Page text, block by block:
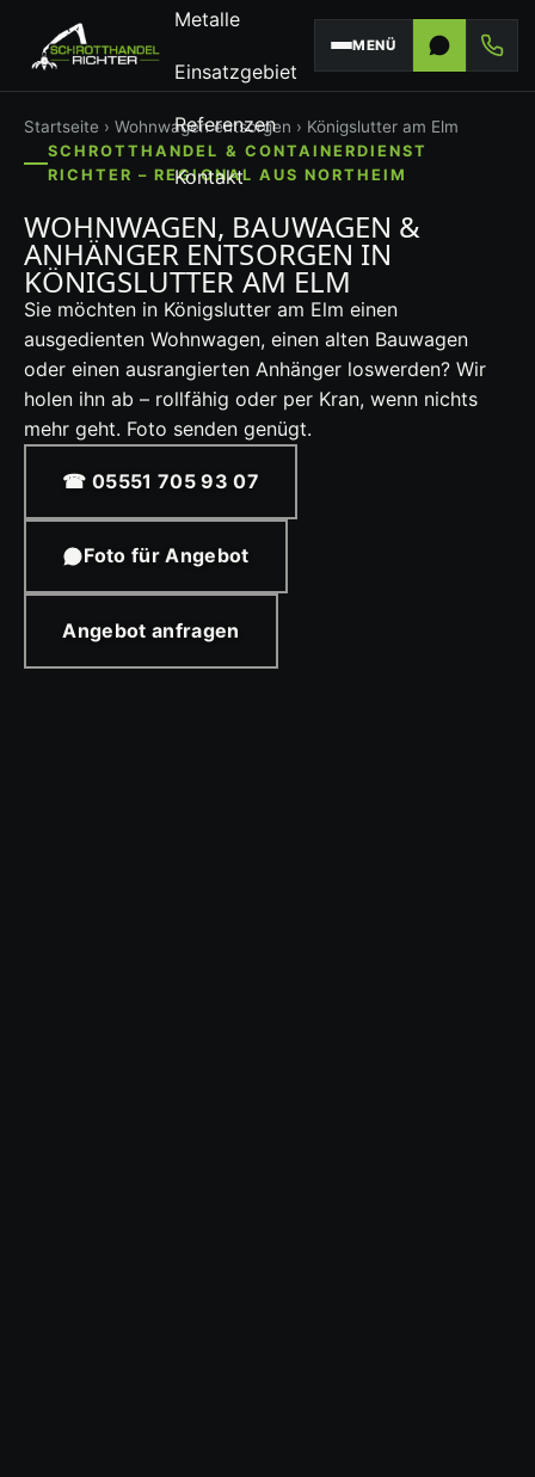
Metalle
Einsatzgebiet
Referenzen
Kontakt
MENÜ
Startseite › Wohnwagen entsorgen › Königslutter am Elm
SCHROTTHANDEL & CONTAINERDIENST
RICHTER – REGIONAL AUS NORTHEIM
WOHNWAGEN, BAUWAGEN &
ANHÄNGER ENTSORGEN IN
KÖNIGSLUTTER AM ELM
Sie möchten in Königslutter am Elm einen
ausgedienten Wohnwagen, einen alten Bauwagen
oder einen ausrangierten Anhänger loswerden? Wir
holen ihn ab – rollfähig oder per Kran, wenn nichts
mehr geht. Foto senden genügt.
☎ 05551 705 93 07
Foto für Angebot
Angebot anfragen